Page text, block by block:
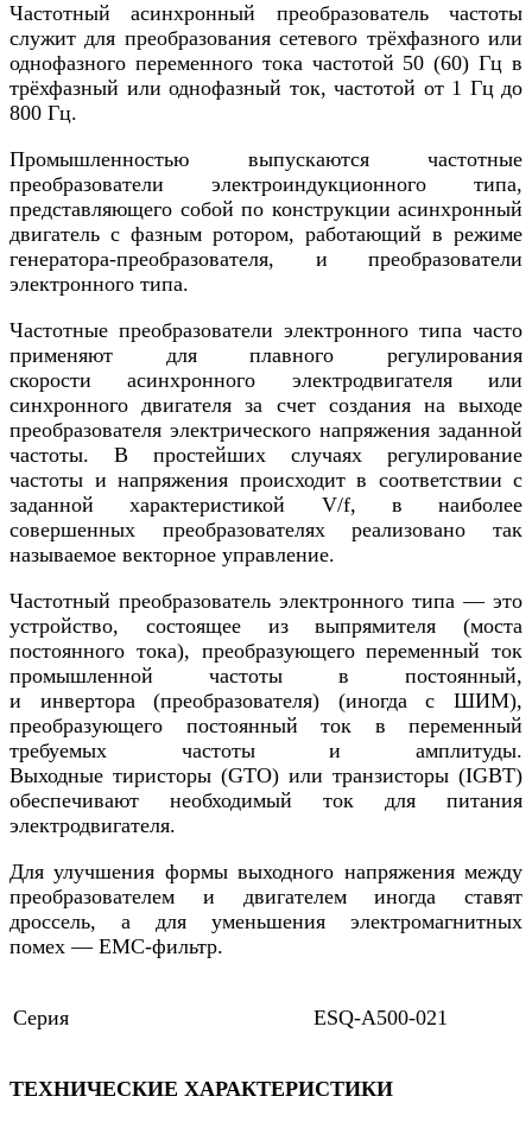
Частотный асинхронный преобразователь частоты
служит для преобразования сетевого трёхфазного или
однофазного переменного тока частотой 50 (60) Гц в
трёхфазный или однофазный ток, частотой от 1 Гц до
800 Гц.
Промышленностью выпускаются частотные
преобразователи электроиндукционного типа,
представляющего собой по конструкции асинхронный
двигатель с фазным ротором, работающий в режиме
генератора-преобразователя, и преобразователи
электронного типа.
Частотные преобразователи электронного типа часто
применяют для плавного регулирования
скорости асинхронного электродвигателя или
синхронного двигателя за счет создания на выходе
преобразователя электрического напряжения заданной
частоты. В простейших случаях регулирование
частоты и напряжения происходит в соответствии с
заданной характеристикой V/f, в наиболее
совершенных преобразователях реализовано так
называемое векторное управление.
Частотный преобразователь электронного типа — это
устройство, состоящее из выпрямителя (моста
постоянного тока), преобразующего переменный ток
промышленной частоты в постоянный,
и инвертора (преобразователя) (иногда с ШИМ),
преобразующего постоянный ток в переменный
требуемых частоты и амплитуды.
Выходные тиристоры (GTO) или транзисторы (IGBT)
обеспечивают необходимый ток для питания
электродвигателя.
Для улучшения формы выходного напряжения между
преобразователем и двигателем иногда ставят
дроссель, а для уменьшения электромагнитных
помех — EMC-фильтр.
Серия ESQ-A500-021
ТЕХНИЧЕСКИЕ ХАРАКТЕРИСТИКИ